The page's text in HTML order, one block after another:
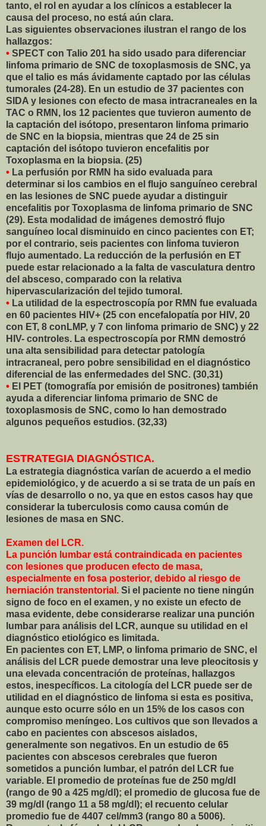
tanto, el rol en ayudar a los clínicos a establecer la
causa del proceso, no está aún clara.
Las siguientes observaciones ilustran el rango de los
hallazgos:
• SPECT con Talio 201 ha sido usado para diferenciar
linfoma primario de SNC de toxoplasmosis de SNC, ya
que el talio es más ávidamente captado por las células
tumorales (24-28). En un estudio de 37 pacientes con
SIDA y lesiones con efecto de masa intracraneales en la
TAC o RMN, los 12 pacientes que tuvieron aumento de
la captación del isótopo, presentaron linfoma primario
de SNC en la biopsia, mientras que 24 de 25 sin
captación del isótopo tuvieron encefalitis por
Toxoplasma en la biopsia. (25)
• La perfusión por RMN ha sido evaluada para
determinar si los cambios en el flujo sanguíneo cerebral
en las lesiones de SNC puede ayudar a distinguir
encefalitis por Toxoplasma de linfoma primario de SNC
(29). Esta modalidad de imágenes demostró flujo
sanguíneo local disminuido en cinco pacientes con ET;
por el contrario, seis pacientes con linfoma tuvieron
flujo aumentado. La reducción de la perfusión en ET
puede estar relacionado a la falta de vasculatura dentro
del absceso, comparado con la relativa
hipervascularización del tejido tumoral.
• La utilidad de la espectroscopía por RMN fue evaluada
en 60 pacientes HIV+ (25 con encefalopatía por HIV, 20
con ET, 8 conLMP, y 7 con linfoma primario de SNC) y 22
HIV- controles. La espectroscopía por RMN demostró
una alta sensibilidad para detectar patología
intracraneal, pero pobre sensibilidad en el diagnóstico
diferencial de las enfermedades del SNC. (30,31)
• El PET (tomografía por emisión de positrones) también
ayuda a diferenciar linfoma primario de SNC de
toxoplasmosis de SNC, como lo han demostrado
algunos pequeños estudios. (32,33)
ESTRATEGIA DIAGNÓSTICA.
La estrategia diagnóstica varían de acuerdo a el medio
epidemiológico, y de acuerdo a si se trata de un país en
vías de desarrollo o no, ya que en estos casos hay que
considerar la tuberculosis como causa común de
lesiones de masa en SNC.
Examen del LCR.
La punción lumbar está contraindicada en pacientes
con lesiones que producen efecto de masa,
especialmente en fosa posterior, debido al riesgo de
herniación transtentorial. Si el paciente no tiene ningún
signo de foco en el examen, y no existe un efecto de
masa evidente, debe considerarse realizar una punción
lumbar para análisis del LCR, aunque su utilidad en el
diagnóstico etiológico es limitada.
En pacientes con ET, LMP, o linfoma primario de SNC, el
análisis del LCR puede demostrar una leve pleocitosis y
una elevada concentración de proteínas, hallazgos
estos, inespecíficos. La citología del LCR puede ser de
utilidad en el diagnóstico de linfoma si esta es positiva,
aunque esto ocurre sólo en un 15% de los casos con
compromiso meníngeo. Los cultivos que son llevados a
cabo en pacientes con abscesos aislados,
generalmente son negativos. En un estudio de 65
pacientes con abscesos cerebrales que fueron
sometidos a punción lumbar, el patrón del LCR fue
variable. El promedio de proteínas fue de 250 mg/dl
(rango de 90 a 425 mg/dl); el promedio de glucosa fue de
39 mg/dl (rango 11 a 58 mg/dl); el recuento celular
promedio fue de 4407 cel/mm3 (rango 80 a 5006).